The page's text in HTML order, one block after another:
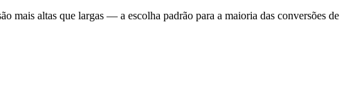
mais altas que largas — a escolha padrão para a maioria das conversões de